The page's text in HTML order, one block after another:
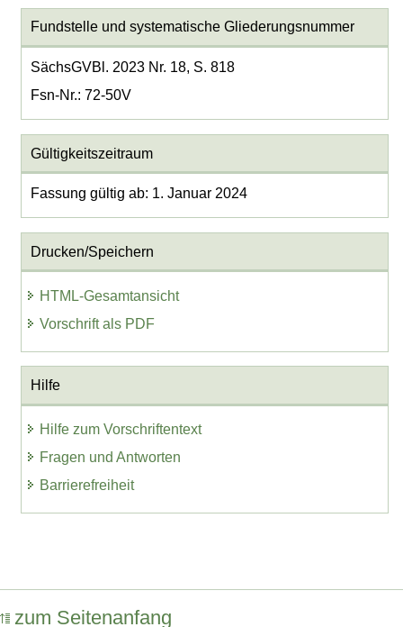
Fundstelle und systematische Gliederungsnummer
SächsGVBl. 2023 Nr. 18, S. 818
Fsn-Nr.: 72-50V
Gültigkeitszeitraum
Fassung gültig ab: 1. Januar 2024
Drucken/Speichern
HTML-Gesamtansicht
Vorschrift als PDF
Hilfe
Hilfe zum Vorschriftentext
Fragen und Antworten
Barrierefreiheit
zum Seitenanfang